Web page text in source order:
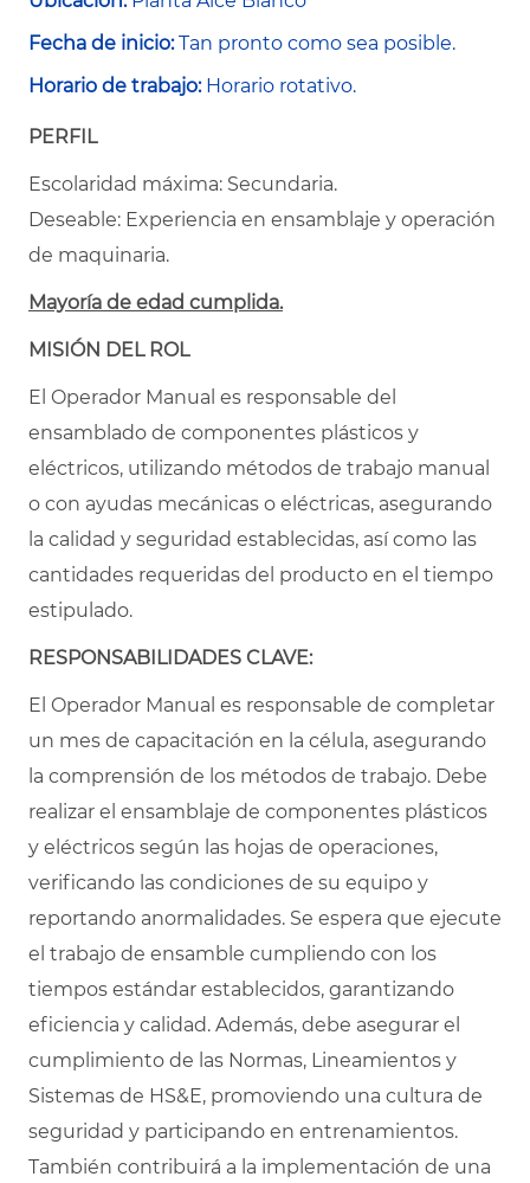
Fecha de inicio: Tan pronto como sea posible.
Horario de trabajo: Horario rotativo.
PERFIL
Escolaridad máxima: Secundaria.
Deseable: Experiencia en ensamblaje y operación
de maquinaria.
Mayoría de edad cumplida.
MISIÓN DEL ROL
El Operador Manual es responsable del
ensamblado de componentes plásticos y
eléctricos, utilizando métodos de trabajo manual
o con ayudas mecánicas o eléctricas, asegurando
la calidad y seguridad establecidas, así como las
cantidades requeridas del producto en el tiempo
estipulado.
RESPONSABILIDADES CLAVE:
El Operador Manual es responsable de completar
un mes de capacitación en la célula, asegurando
la comprensión de los métodos de trabajo. Debe
realizar el ensamblaje de componentes plásticos
y eléctricos según las hojas de operaciones,
verificando las condiciones de su equipo y
reportando anormalidades. Se espera que ejecute
el trabajo de ensamble cumpliendo con los
tiempos estándar establecidos, garantizando
eficiencia y calidad. Además, debe asegurar el
cumplimiento de las Normas, Lineamientos y
Sistemas de HS&E, promoviendo una cultura de
seguridad y participando en entrenamientos.
También contribuirá a la implementación de una